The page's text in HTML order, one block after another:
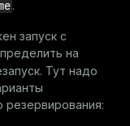
.
запуск с
на
Тут надо